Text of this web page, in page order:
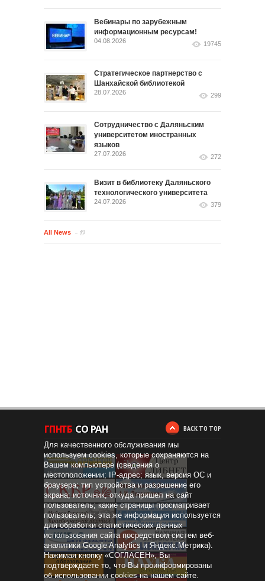
Вебинары по зарубежным
информационным ресурсам!
04.08.2026 19745
Стратегическое партнерство с
Шанхайской библиотекой
28.07.2026 299
Сотрудничество с Даляньским
университетом иностранных
языков
27.07.2026 272
Визит в библиотеку Даляньского
технологического университета
24.07.2026 379
All News
BACK TO TOP
Дистанционное
образование
Для качественного обслуживания мы
используем cookies, которые сохраняются на
Вашем компьютере (сведения о
местоположении; IP-адрес; язык, версия ОС и
браузера; тип устройства и разрешение его
экрана; источник, откуда пришел на сайт
пользователь; какие страницы просматривает
пользователь; эта же информация используется
для обработки статистических данных
использования сайта посредством систем веб-
аналитики Google Analytics и Яндекс.Метрика).
Нажимая кнопку «СОГЛАСЕН», Вы
подтверждаете то, что Вы проинформированы
об использовании cookies на нашем сайте.